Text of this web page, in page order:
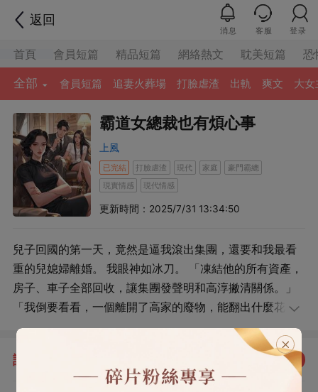
返回
消息 客服 登录
首頁 會員短篇 精品短篇 網絡熱文 耽美短篇 恐
全部 會員短篇 追妻火葬場 打臉虐渣 出軌 爽文 大女
霸道女總裁也有煩心事
上風
已完結 打臉虐渣 現代 家庭
豪門霸總
現實情感
現代情感
更新時間：2025/7/31 13:34:50
兒子回國的第一天，竟然是逼我滾出集團，還要和我最看
重的兒媳婦離婚。 我眼神如冰刀。 「凍結他的所有資產，
房子、車子全部回收，讓集團發聲明和高淳撇清關係。」
「我倒要看看，一個離開了高家的廢物，能翻出什麼花
來。」
評分： 點我評分